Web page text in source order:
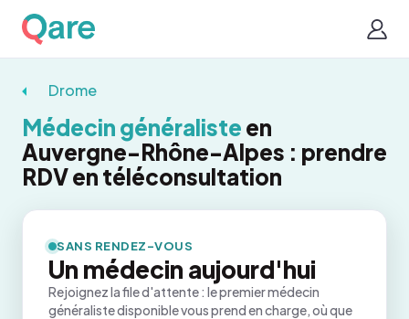
Drome
Médecin généraliste en
Auvergne-Rhône-Alpes : prendre
RDV en téléconsultation
SANS RENDEZ-VOUS
Un médecin aujourd'hui
Rejoignez la file d'attente : le premier médecin
généraliste disponible vous prend en charge, où que